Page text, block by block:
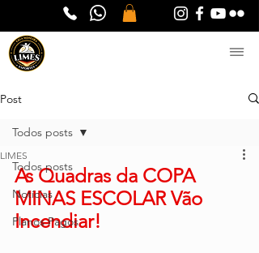
Post
Todos posts
Notícias
Planos Pagos
Todos posts
LIMES
As Quadras da COPA
MINAS ESCOLAR Vão
Incendiar!